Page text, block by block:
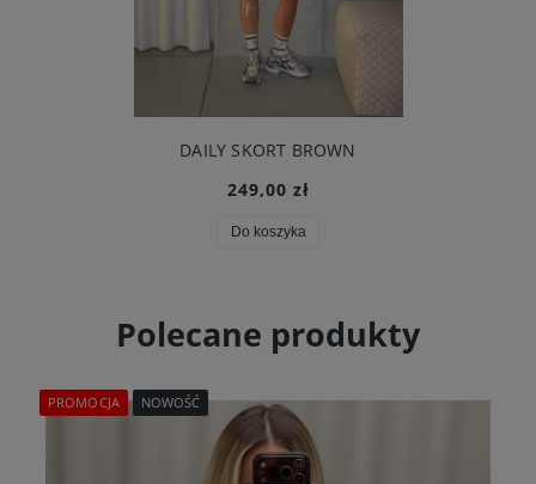
DAILY SKORT BROWN
249,00 zł
Do koszyka
Polecane produkty
PROMOCJA NOWOŚĆ